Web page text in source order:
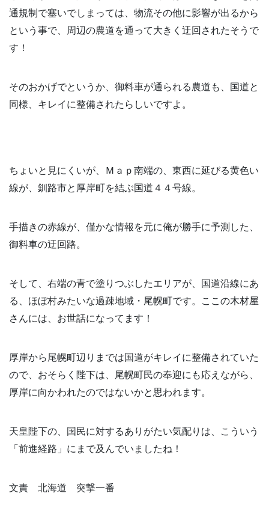
通規制で塞いでしまっては、物流その他に影響が出るから
という事で、周辺の農道を通って大きく迂回されたそうで
す！
そのおかげでというか、御料車が通られる農道も、国道と
同様、キレイに整備されたらしいですよ。
ちょいと見にくいが、Ｍａｐ南端の、東西に延びる黄色い
線が、釧路市と厚岸町を結ぶ国道４４号線。
手描きの赤線が、僅かな情報を元に俺が勝手に予測した、
御料車の迂回路。
そして、右端の青で塗りつぶしたエリアが、国道沿線にあ
る、ほぼ村みたいな過疎地域・尾幌町です。ここの木材屋
さんには、お世話になってます！
厚岸から尾幌町辺りまでは国道がキレイに整備されていた
ので、おそらく陛下は、尾幌町民の奉迎にも応えながら、
厚岸に向かわれたのではないかと思われます。
天皇陛下の、国民に対するありがたい気配りは、こういう
「前進経路」にまで及んでいましたね！
文責 北海道 突撃一番